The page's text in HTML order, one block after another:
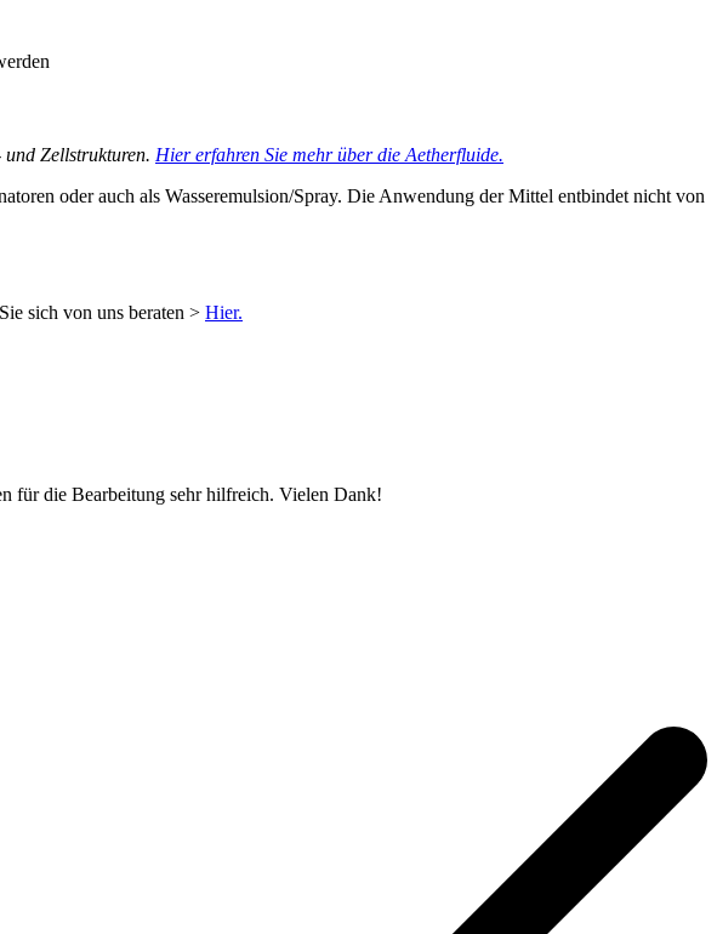
und Zellstrukturen. Hier erfahren Sie mehr über die Aetherfluide.
oder auch als Wasseremulsion/Spray. Die Anwendung der Mittel entbindet nicht von
sich von uns beraten > Hier.
für die Bearbeitung sehr hilfreich. Vielen Dank!